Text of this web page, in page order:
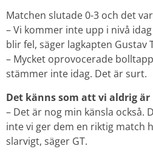
Matchen slutade 0-3 och det
– Vi kommer inte upp i nivå
blir fel, säger lagkapten Gustav
– Mycket oprovocerade
stämmer inte idag. Det är surt.
Det känns som att vi aldrig
– Det är nog min känsla också.
inte vi ger dem en riktig match
slarvigt, säger GT.